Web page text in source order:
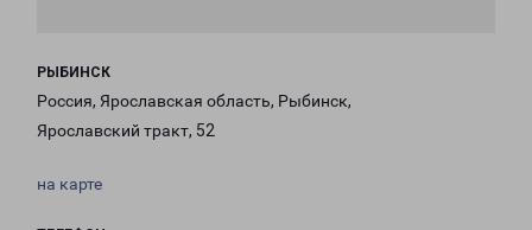
РЫБИНСК
Россия, Ярославская область, Рыбинск,
Ярославский тракт, 52
на карте